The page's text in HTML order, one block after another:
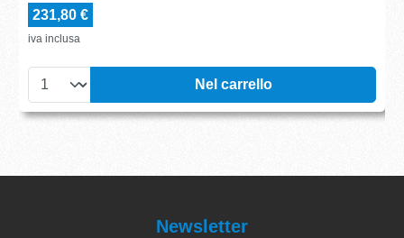
231,80 €
iva inclusa
Nel carrello
Newsletter